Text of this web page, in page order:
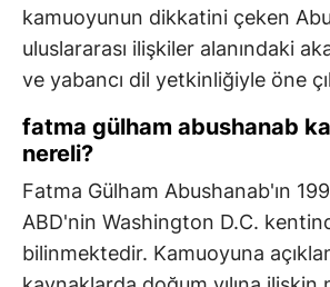
kamuoyunun dikkatini çeken
uluslararası ilişkiler alanındaki
ve yabancı dil yetkinliğiyle öne
fatma gülham abushanab
nereli?
Fatma Gülham Abushanab'ın
ABD'nin Washington D.C.
bilinmektedir. Kamuoyuna